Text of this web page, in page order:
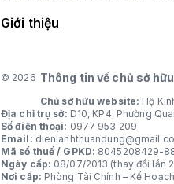
Giới thiệu
© 2026 Thông tin về chủ sở
Chủ sở hữu website: Hộ
Địa chỉ trụ sở: D10, KP4, Phường
Số điện thoại: 0977 953 209
Email:
Mã số thuế / GPKD: 8045208429-
Ngày cấp: 08/07/2013 (thay đổi lần
Nơi cấp: Phòng Tài Chính – Kế